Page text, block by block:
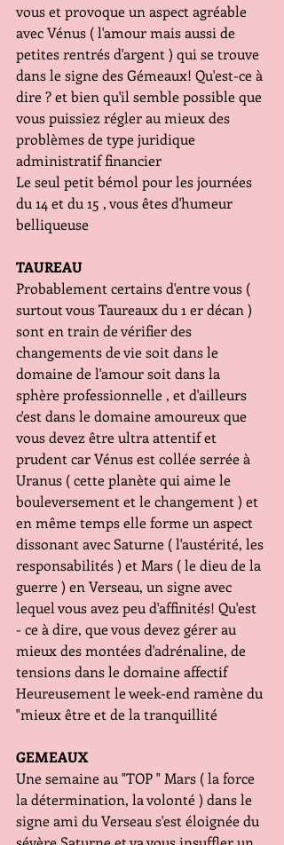
vous et provoque un aspect agréable
avec Vénus ( l'amour mais aussi de
petites rentrés d'argent ) qui se trouve
dans le signe des Gémeaux! Qu'est-ce à
dire ? et bien qu'il semble possible que
vous puissiez régler au mieux des
problèmes de type juridique
administratif financier
Le seul petit bémol pour les journées
du 14 et du 15 , vous êtes d'humeur
belliqueuse
TAUREAU
Probablement certains d'entre vous (
surtout vous Taureaux du 1 er décan )
sont en train de vérifier des
changements de vie soit dans le
domaine de l'amour soit dans la
sphère professionnelle , et d'ailleurs
c'est dans le domaine amoureux que
vous devez être ultra attentif et
prudent car Vénus est collée serrée à
Uranus ( cette planète qui aime le
bouleversement et le changement ) et
en même temps elle forme un aspect
dissonant avec Saturne ( l'austérité, les
responsabilités ) et Mars ( le dieu de la
guerre ) en Verseau, un signe avec
lequel vous avez peu d'affinités! Qu'est
- ce à dire, que vous devez gérer au
mieux des montées d'adrénaline, de
tensions dans le domaine affectif
Heureusement le week-end ramène du
"mieux être et de la tranquillité
GEMEAUX
Une semaine au "TOP " Mars ( la force
la détermination, la volonté ) dans le
signe ami du Verseau s'est éloignée du